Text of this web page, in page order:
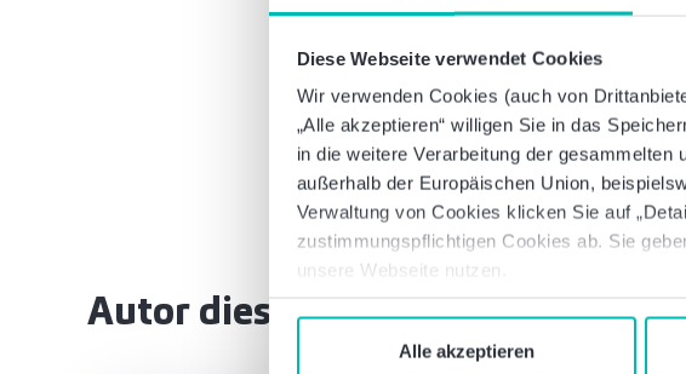
Diese Webseite verwendet Cookies
Wir verwenden Cookies (auch von
„Alle akzeptieren“ willigen Sie in das
in die weitere Verarbeitung der gesammelten
außerhalb der Europäischen Union,
Verwaltung von Cookies klicken Sie auf
zustimmungspflichtigen Cookies ab. Sie
unsere Webseite nutzen.
Alle akzeptieren
Waren diese Informationen
Autor dieses Artikels